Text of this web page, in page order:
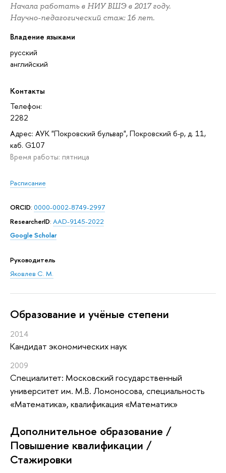
Начала работать в НИУ ВШЭ в 2017 году.
Научно-педагогический стаж: 16 лет.
Владение языками
русский
английский
Контакты
Телефон:
2282
Адрес: АУК "Покровский бульвар", Покровский б-р, д. 11,
каб. G107
Время работы: пятница
Расписание
ORCID: 0000-0002-8749-2997
ResearcherID: AAD-9145-2022
Google Scholar
Руководитель
Яковлев С. М.
Oбразование и учёные степени
2014
Кандидат экономических наук
2009
Специалитет: Московский государственный
университет им. М.В. Ломоносова, специальность
«Математика», квалификация «Математик»
Дополнительное образование /
Повышение квалификации /
Стажировки